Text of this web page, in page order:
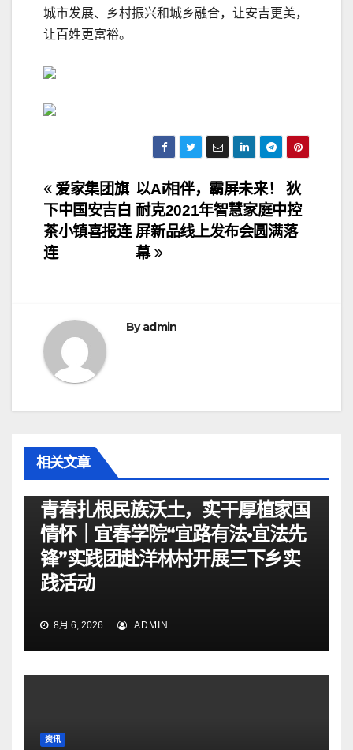
城市发展、乡村振兴和城乡融合，让安吉更美，
让百姓更富裕。
文
章
导
以Ai相伴，霸屏未来！ 狄
耐克2021年智慧家庭中控
屏新品线上发布会圆满落
幕
爱家集团旗
下中国安吉白
茶小镇喜报连
连
Byadmin
相关文章
青春扎根民族沃土，实干厚植家国
情怀｜宜春学院“宜路有法•宜法先
锋”实践团赴洋林村开展三下乡实
践活动
8月 6, 2026 ADMIN
资讯